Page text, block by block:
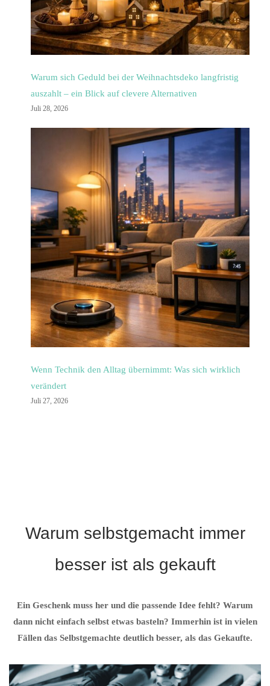
Warum sich Geduld bei der Weihnachtsdeko langfristig
auszahlt – ein Blick auf clevere Alternativen
Juli 28, 2026
Wenn Technik den Alltag übernimmt: Was sich wirklich
verändert
Juli 27, 2026
Warum selbstgemacht immer
besser ist als gekauft
Ein Geschenk muss her und die passende Idee fehlt? Warum
dann nicht einfach selbst etwas basteln? Immerhin ist in vielen
Fällen das Selbstgemachte deutlich besser, als das Gekaufte.